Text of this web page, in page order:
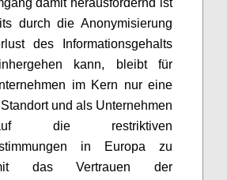
damit herausfordernd ist
durch die Anonymisierung
des Informationsgehalts
kann, bleibt für
im Kern nur eine
und als Unternehmen
die restriktiven
in Europa zu
das Vertrauen der